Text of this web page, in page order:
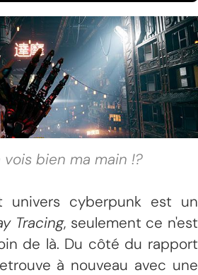
vois bien ma main !?
univers cyberpunk est un
Tracing, seulement ce n'est
de là. Du côté du rapport
à nouveau avec une